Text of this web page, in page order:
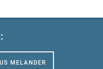
MELANDER